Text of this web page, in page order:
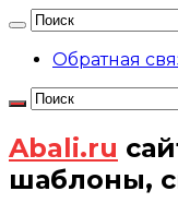
Обратная
Abali.ru
шаблоны,